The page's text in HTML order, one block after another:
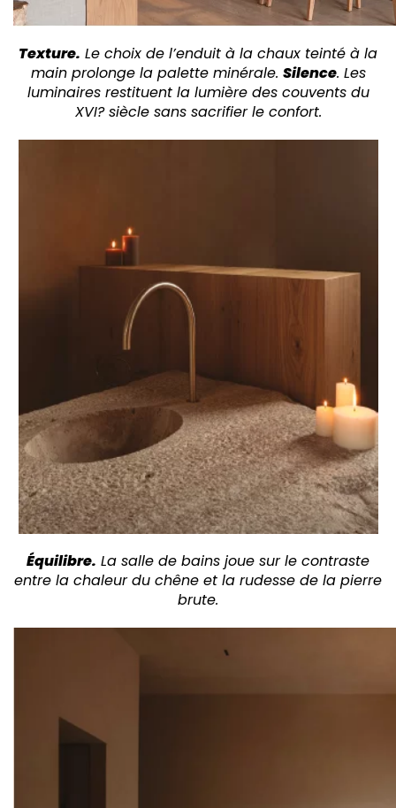
Texture. Le choix de l’enduit à la chaux teinté à la
main prolonge la palette minérale. Silence. Les
luminaires restituent la lumière des couvents du
XVI? siècle sans sacrifier le confort.
Équilibre. La salle de bains joue sur le contraste
entre la chaleur du chêne et la rudesse de la pierre
brute.